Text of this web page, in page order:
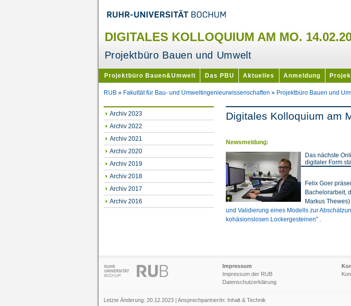
DIGITALES KOLLOQUIUM AM MO.
Projektbüro Bauen und Umwelt
Projektbüro Bauen&Umwelt Das PBU Aktuelles Anmeldung
RUB» Fakultät für Bau- und Umweltingenieurwissenschaften » Projektbüro Bauen und
Archiv 2023
Archiv 2022
Archiv 2021
Archiv 2020
Archiv 2019
Archiv 2018
Archiv 2017
Archiv 2016
Digitales Kolloquium am
Newsmeldung:
Das nächste
digitaler Form
Felix Goer
Bachelorarbeit,
Markus
und Validierung eines Modells zur
kohäsionslosen Lockergesteinen" .
Impressum
Impressum der RUB
Datenschutzerklärung
Letzte Änderung: 20.12.2023 | Ansprechpartner/in: Inhalt& Technik